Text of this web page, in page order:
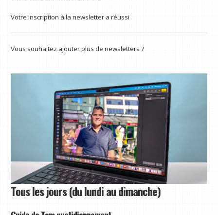
Votre inscription à la newsletter a réussi
Vous souhaitez ajouter plus de newsletters ?
Tous les jours (du lundi au dimanche)